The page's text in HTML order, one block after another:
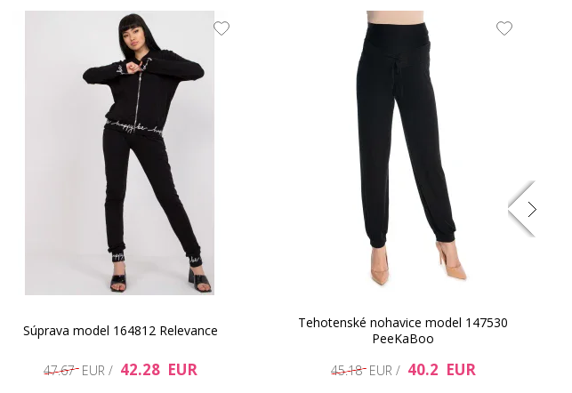
178
Súprava model 164812 Relevance
47.67 EUR / 42.28 EUR
Tehotenské nohavice model 147530
PeeKaBoo
45.18 EUR / 40.2 EUR